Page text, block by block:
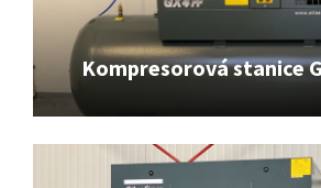
Kompresorová stanice